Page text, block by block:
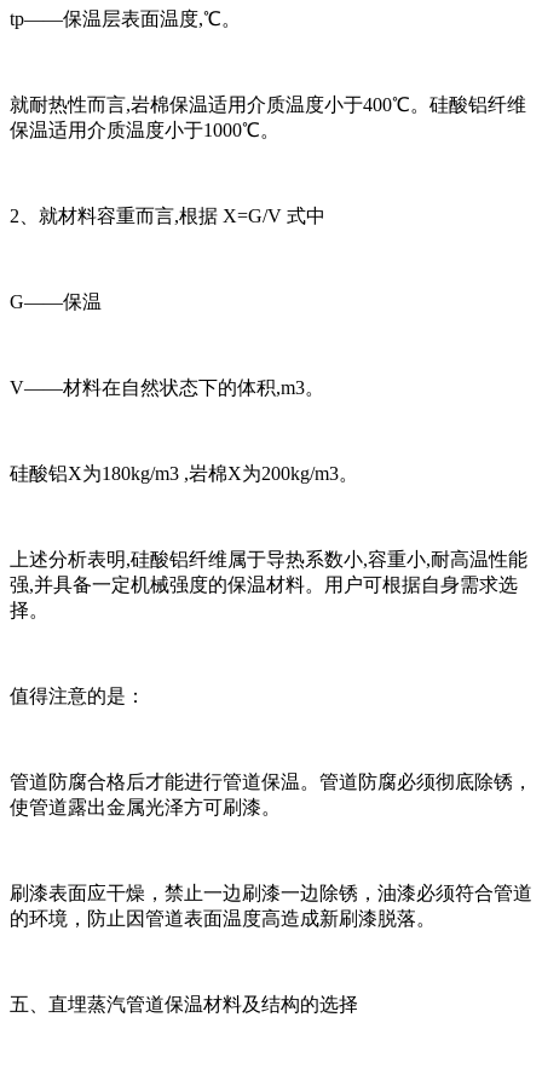
tp——保温层表面温度,℃。
就耐热性而言,岩棉保温适用介质温度小于400℃。硅酸铝纤维
保温适用介质温度小于1000℃。
2、就材料容重而言,根据 Χ=G/V 式中
G——保温
V——材料在自然状态下的体积,m3。
硅酸铝Χ为180kg/m3 ,岩棉Χ为200kg/m3。
上述分析表明,硅酸铝纤维属于导热系数小,容重小,耐高温性能
强,并具备一定机械强度的保温材料。用户可根据自身需求选
择。
值得注意的是：
管道防腐合格后才能进行管道保温。管道防腐必须彻底除锈，
使管道露出金属光泽方可刷漆。
刷漆表面应干燥，禁止一边刷漆一边除锈，油漆必须符合管道
的环境，防止因管道表面温度高造成新刷漆脱落。
五、直埋蒸汽管道保温材料及结构的选择